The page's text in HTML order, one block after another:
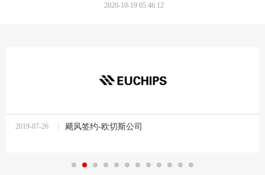
2020-10-19 05:46:12
2019-07-26
飓风签约-欧切斯公司